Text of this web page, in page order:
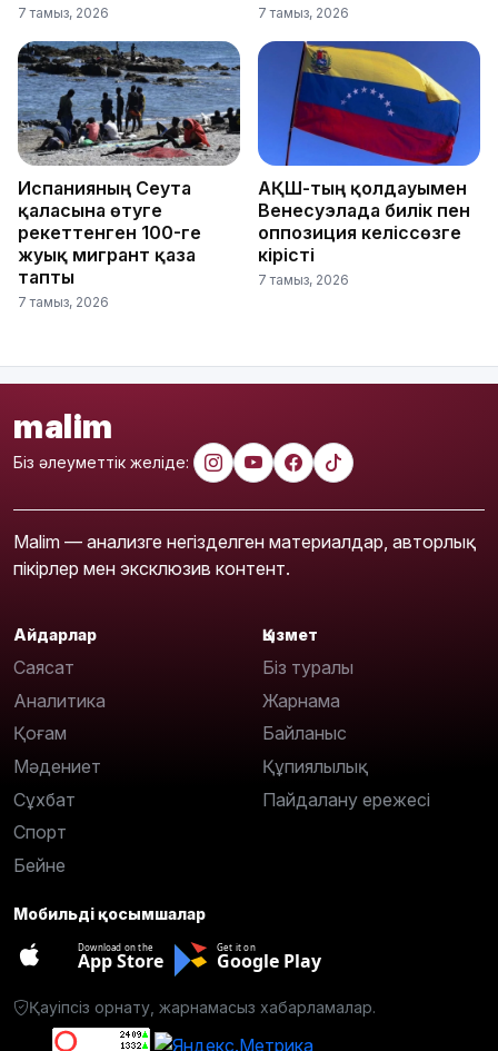
7 тамыз, 2026 7 тамыз, 2026
Испанияның Сеута
қаласына өтуге
әрекеттенген 100-ге
жуық мигрант қаза
тапты
7 тамыз, 2026
АҚШ-тың қолдауымен
Венесуэлада билік пен
оппозиция келіссөзге
кірісті
7 тамыз, 2026
malim
Біз әлеуметтік желіде:
Malim — анализге негізделген материалдар, авторлық
пікірлер мен эксклюзив контент.
Айдарлар
Саясат
Аналитика
Қоғам
Мәдениет
Сұхбат
Спорт
Бейне
Қызмет
Біз туралы
Жарнама
Байланыс
Құпиялылық
Пайдалану ережесі
Мобильді қосымшалар
Download on the
App Store
Get it on
Google Play
Қауіпсіз орнату, жарнамасыз хабарламалар.